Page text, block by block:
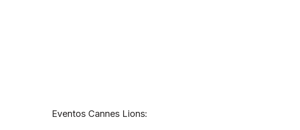
Eventos Cannes Lions: